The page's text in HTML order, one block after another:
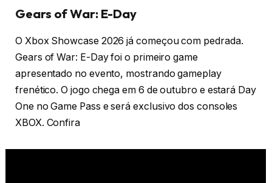
Gears of War: E-Day
O Xbox Showcase 2026 já começou com pedrada.
Gears of War: E-Day foi o primeiro game
apresentado no evento, mostrando gameplay
frenético. O jogo chega em 6 de outubro e estará Day
One no Game Pass e será exclusivo dos consoles
XBOX. Confira